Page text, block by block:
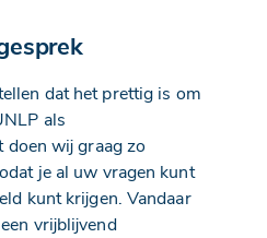
dat het prettig is om
als
wij graag zo
je al uw vragen kunt
kunt krijgen. Vandaar
vrijblijvend